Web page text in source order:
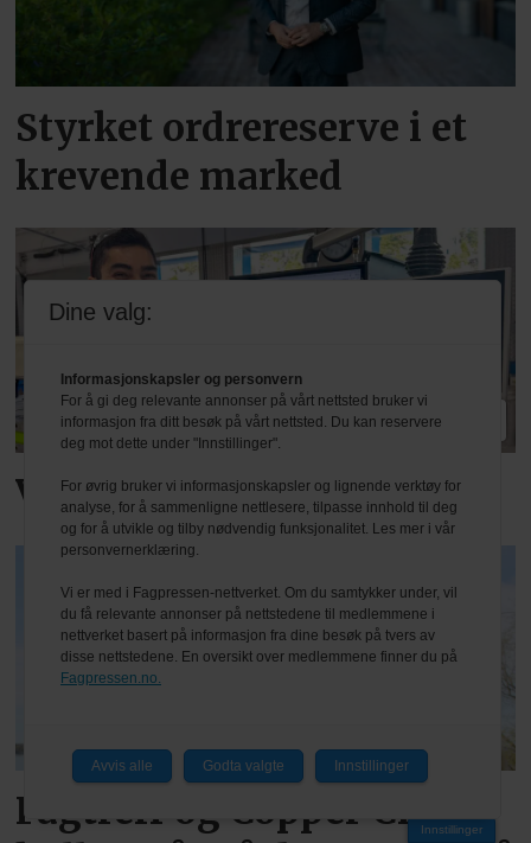
Styrket ordrereserve i et
krevende marked
PLUS
Vil være i front på AI
Fagtreff og Copper CityInnstillinger
Dine valg:
Informasjonskapsler og personvern
For å gi deg relevante annonser på vårt nettsted bruker vi
informasjon fra ditt besøk på vårt nettsted. Du kan reservere
deg mot dette under "Innstillinger".
For øvrig bruker vi informasjonskapsler og lignende verktøy for
analyse, for å sammenligne nettlesere, tilpasse innhold til deg
og for å utvikle og tilby nødvendig funksjonalitet. Les mer i vår
personvernerklæring.
Vi er med i Fagpressen-nettverket. Om du samtykker under, vil
du få relevante annonser på nettstedene til medlemmene i
nettverket basert på informasjon fra dine besøk på tvers av
disse nettstedene. En oversikt over medlemmene finner du på
Fagpressen.no.
Avvis alle Godta valgte Innstillinger